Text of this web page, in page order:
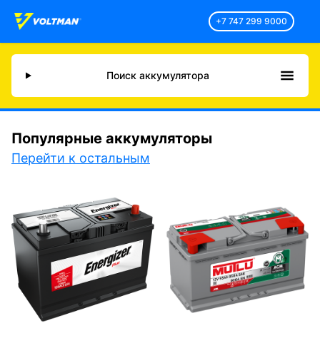
+7 747 299 9000
Поиск аккумулятора
Популярные аккумуляторы
Перейти к остальным